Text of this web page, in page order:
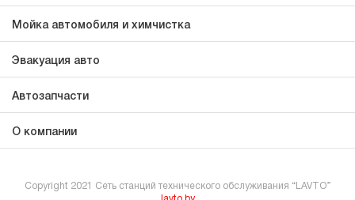
Мойка автомобиля и химчистка
Эвакуация авто
Автозапчасти
О компании
Copyright 2021 Сеть станций технического обслуживания “LAVTO”